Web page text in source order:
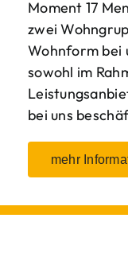
Moment 17
zwei
Wohnform bei
sowohl im
bei uns
mehr